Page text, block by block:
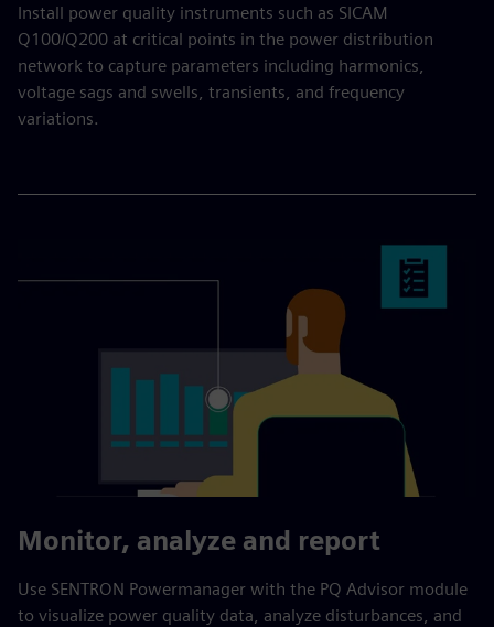
Install power quality instruments such as SICAM
Q100/Q200 at critical points in the power distribution
network to capture parameters including harmonics,
voltage sags and swells, transients, and frequency
variations.
Monitor, analyze and report
Use SENTRON Powermanager with the PQ Advisor module
to visualize power quality data, analyze disturbances, and